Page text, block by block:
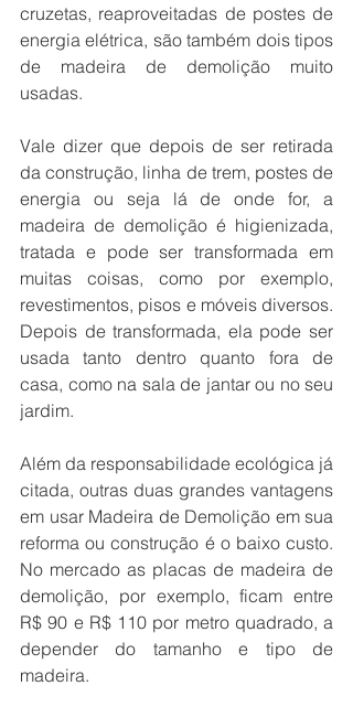
cruzetas, reaproveitadas de postes de
energia elétrica, são também dois tipos
de madeira de demolição muito
usadas.
Vale dizer que depois de ser retirada
da construção, linha de trem, postes de
energia ou seja lá de onde for, a
madeira de demolição é higienizada,
tratada e pode ser transformada em
muitas coisas, como por exemplo,
revestimentos, pisos e móveis diversos.
Depois de transformada, ela pode ser
usada tanto dentro quanto fora de
casa, como na sala de jantar ou no seu
jardim.
Além da responsabilidade ecológica já
citada, outras duas grandes vantagens
em usar Madeira de Demolição em sua
reforma ou construção é o baixo custo.
No mercado as placas de madeira de
demolição, por exemplo, ficam entre
R$ 90 e R$ 110 por metro quadrado, a
depender do tamanho e tipo de
madeira.